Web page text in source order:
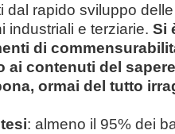
dal rapido sviluppo
industriali e terziarie. Si
di
ai contenuti del
ormai del tutto
: almeno il 95% dei